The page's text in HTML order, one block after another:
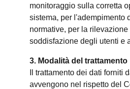
monitoraggio sulla corretta
sistema, per l'adempimento
normative, per la
soddisfazione degli utenti e
3. Modalità del trattamento
Il trattamento dei dati forniti
avvengono nel rispetto del